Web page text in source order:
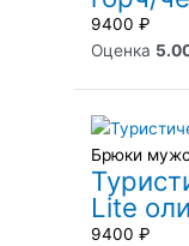
9400 ₽
Оценка
Брюки
Lite
9400 ₽